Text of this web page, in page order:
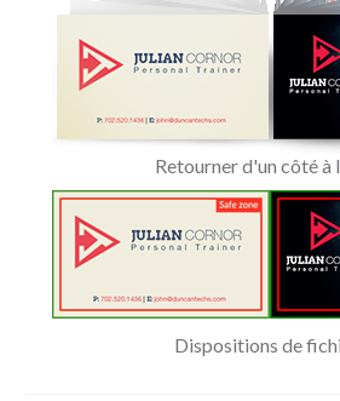
Retourner d'un côté à
Dispositions de